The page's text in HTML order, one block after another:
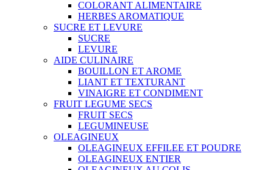
COLORANT ALIMENTAIRE
HERBES AROMATIQUE
SUCRE ET LEVURE
SUCRE
LEVURE
AIDE CULINAIRE
BOUILLON ET AROME
LIANT ET TEXTURANT
VINAIGRE ET CONDIMENT
FRUIT LEGUME SECS
FRUIT SECS
LEGUMINEUSE
OLEAGINEUX
OLEAGINEUX EFFILEE ET POUDRE
OLEAGINEUX ENTIER